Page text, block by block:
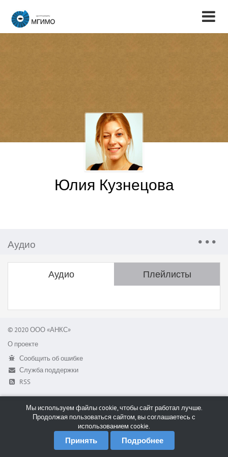
Юлия Кузнецова
Аудио
Аудио Плейлисты
© 2020 ООО «АНКС»
О проекте
Сообщить об ошибке
Служба поддержки
RSS
Мы используем файлы cookie, чтобы сайт работал лучше.
Продолжая пользоваться сайтом, вы соглашаетесь с
использованием cookie.
Принять Подробнее